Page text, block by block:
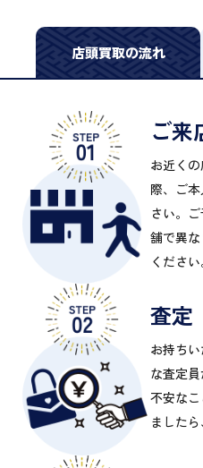
店頭買取の流れ
ご来
お近く
際、ご
さい。
舗で異
ください
査定
お持ち
な査定
不安な
ました